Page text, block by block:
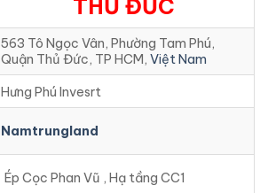
THỦ ĐỨC
563 Tô Ngọc Vân, Phường Tam Phú,
Quận Thủ Đức, TP HCM, Việt Nam
Hưng Phú Invesrt
Namtrungland
Ép Cọc Phan Vũ , Hạ tầng CC1